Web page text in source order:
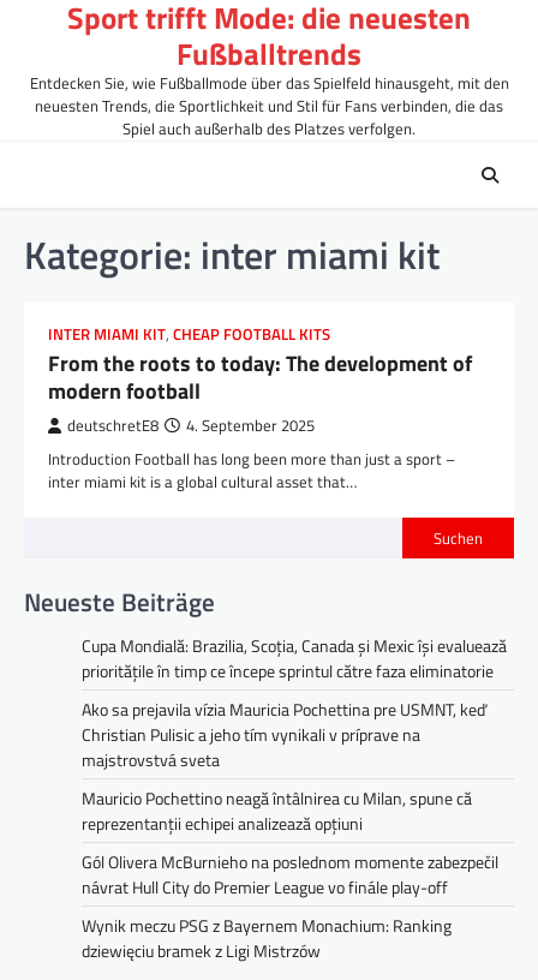
content
Sport trifft Mode: die neuesten
Fußballtrends
Entdecken Sie, wie Fußballmode über das Spielfeld hinausgeht, mit den
neuesten Trends, die Sportlichkeit und Stil für Fans verbinden, die das
Spiel auch außerhalb des Platzes verfolgen.
Kategorie: inter miami kit
INTER MIAMI KIT, CHEAP FOOTBALL KITS
From the roots to today: The development of
modern football
deutschretE8 4. September 2025
Introduction Football has long been more than just a sport –
inter miami kit is a global cultural asset that…
Suchen
Neueste Beiträge
Cupa Mondială: Brazilia, Scoția, Canada și Mexic își evaluează
prioritățile în timp ce începe sprintul către faza eliminatorie
Ako sa prejavila vízia Mauricia Pochettina pre USMNT, keď
Christian Pulisic a jeho tím vynikali v príprave na
majstrovstvá sveta
Mauricio Pochettino neagă întâlnirea cu Milan, spune că
reprezentanții echipei analizează opțiuni
Gól Olivera McBurnieho na poslednom momente zabezpečil
návrat Hull City do Premier League vo finále play-off
Wynik meczu PSG z Bayernem Monachium: Ranking
dziewięciu bramek z Ligi Mistrzów